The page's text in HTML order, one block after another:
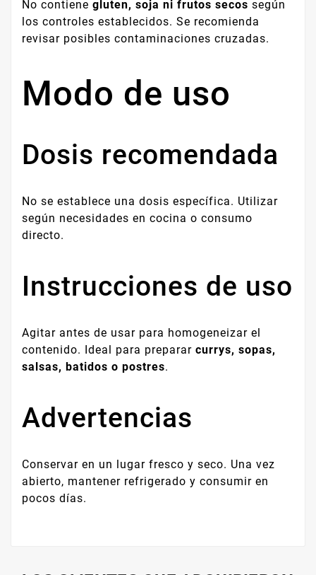
No contiene gluten, soja ni frutos secos según
los controles establecidos. Se recomienda
revisar posibles contaminaciones cruzadas.
Modo de uso
Dosis recomendada
No se establece una dosis específica. Utilizar
según necesidades en cocina o consumo
directo.
Instrucciones de uso
Agitar antes de usar para homogeneizar el
contenido. Ideal para preparar currys, sopas,
salsas, batidos o postres.
Advertencias
Conservar en un lugar fresco y seco. Una vez
abierto, mantener refrigerado y consumir en
pocos días.